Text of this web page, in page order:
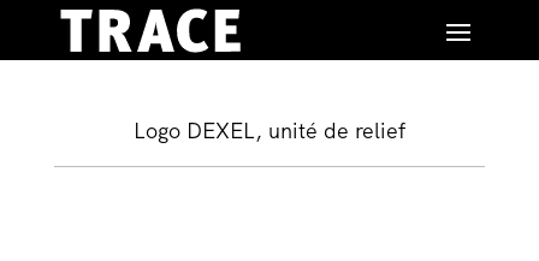
Logo DEXEL, unité de relief